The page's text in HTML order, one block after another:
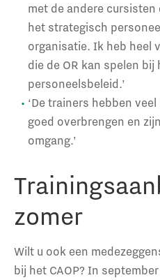
met de andere
het strategisch
organisatie. Ik heb heel
die de OR kan spelen
personeelsbeleid.’
‘De trainers hebben
goed overbrengen en
omgang.’
zomer
Wilt u ook een
bij het CAOP? In